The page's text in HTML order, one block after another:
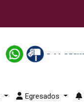
Egresados